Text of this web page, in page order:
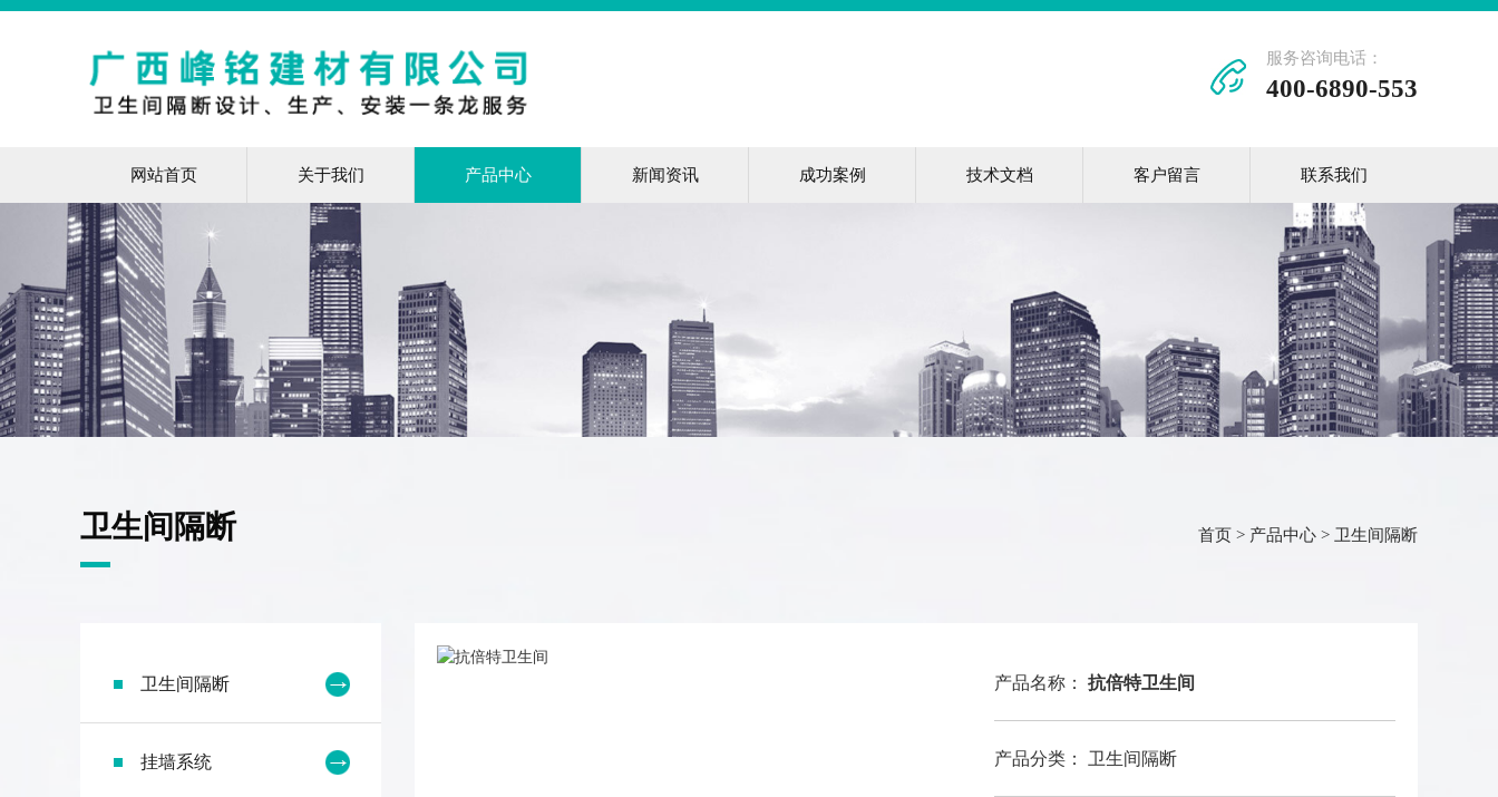
服务咨询电话：
400-6890-553
网站首页 关于我们 产品中心 新闻资讯 成功案例 技术文档 客户留言 联系我们
卫生间隔断 首页 > 产品中心 > 卫生间隔断
卫生间隔断
挂墙系统
产品名称： 抗倍特卫生间
产品分类： 卫生间隔断